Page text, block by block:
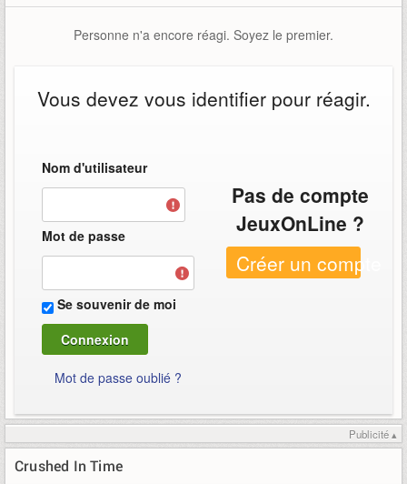
Personne n'a encore réagi. Soyez le premier.
Vous devez vous identifier pour réagir.
Nom d'utilisateur
Mot de passe
Se souvenir de moi
Mot de passe oublié ?
Pas de compte
JeuxOnLine ?
Créer un compte
Publicité ▴
Crushed In Time